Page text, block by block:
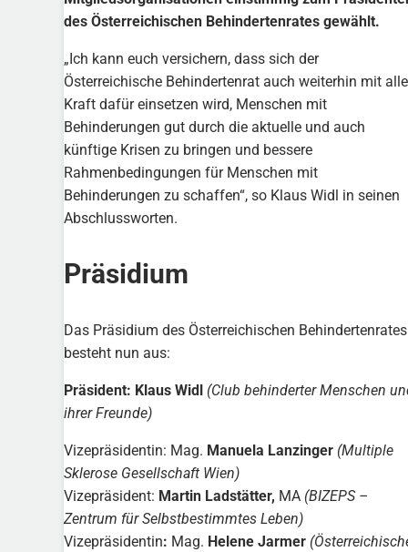
des Österreichischen Behindertenrates gewählt.
„Ich kann euch versichern, dass sich der
Österreichische Behindertenrat auch weiterhin mit
Kraft dafür einsetzen wird, Menschen mit
Behinderungen gut durch die aktuelle und auch
künftige Krisen zu bringen und bessere
Rahmenbedingungen für Menschen mit
Behinderungen zu schaffen“, so Klaus Widl in seinen
Abschlussworten.
Präsidium
Das Präsidium des Österreichischen Behindertenrates
besteht nun aus:
Präsident: Klaus Widl (Club behinderter Menschen
ihrer Freunde)
Vizepräsidentin: Mag. Manuela Lanzinger (Multiple
Sklerose Gesellschaft Wien)
Vizepräsident: Martin Ladstätter, MA (BIZEPS –
Zentrum für Selbstbestimmtes Leben)
Vizepräsidentin: Mag. Helene Jarmer